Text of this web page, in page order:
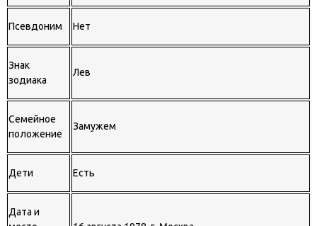
Псевдоним Нет
Знак
зодиака
Лев
Семейное
положение
Замужем
Дети Есть
Дата и